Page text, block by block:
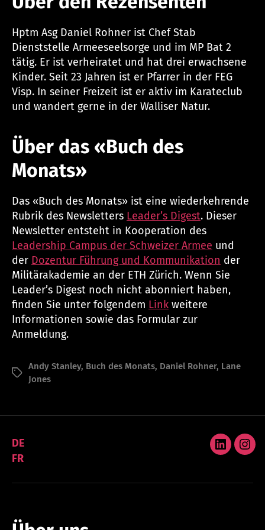
Hptm Asg Daniel Rohner ist Chef Stab
Dienststelle Armeeseelsorge und im MP Bat 2
tätig. Er ist verheiratet und hat drei erwachsene
Kinder. Seit 23 Jahren ist er Pfarrer in der FEG
Visp. In seiner Freizeit ist er aktiv im Karateclub
und wandert gerne in der Walliser Natur.
Über das «Buch des
Monats»
Das «Buch des Monats» ist eine wiederkehrende
Rubrik des Newsletters Leader’s Digest. Dieser
Newsletter entsteht in Kooperation des
Leadership Campus der Schweizer Armee und
der Dozentur Führung und Kommunikation der
Militärakademie an der ETH Zürich. Wenn Sie
Leader’s Digest noch nicht abonniert haben,
finden Sie unter folgendem Link weitere
Informationen sowie das Formular zur
Anmeldung.
Schlagwörter
Andy Stanley, Buch des Monats, Daniel Rohner, Lane
Jones
DE
FR
LinkedIn